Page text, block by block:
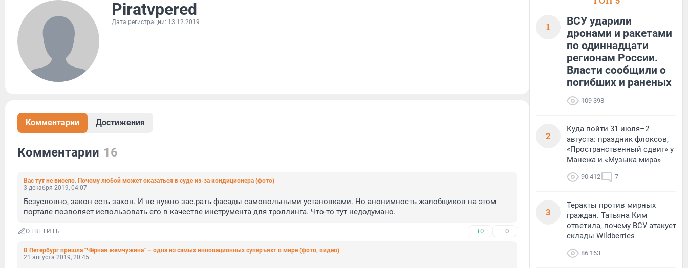
Piratvpered
Дата регистрации: 13.12.2019
Комментарии Достижения
Комментарии 16
Вас тут не висело. Почему любой может оказаться в суде из-за кондиционера (фото)
3 декабря 2019, 04:07
Безусловно, закон есть закон. И не нужно зас.рать фасады самовольными установками. Но анонимность жалобщиков на этом
портале позволяет использовать его в качестве инструмента для троллинга. Что-то тут недодумано.
ОТВЕТИТЬ +0 –0
В Петербург пришла "Чёрная жемчужина" – одна из самых инновационных суперъяхт в мире (фото, видео)
21 августа 2019, 20:45
1
ВСУ ударили
дронами и ракетами
по одиннадцати
регионам России.
Власти сообщили о
погибших и раненых
109 398
2
Куда пойти 31 июля–2
августа: праздник флоксов,
«Пространственный сдвиг» у
Манежа и «Музыка мира»
90 412 7
3
Теракты против мирных
граждан. Татьяна Ким
ответила, почему ВСУ атакует
склады Wildberries
86 163